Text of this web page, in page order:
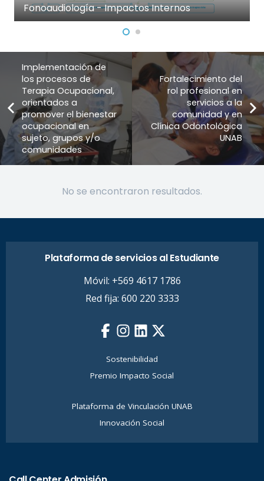
Fonoaudiología - Impactos Internos
Implementación de
los procesos de
Terapia Ocupacional,
orientados a
promover el bienestar
ocupacional en
sujeto, grupos y/o
comunidades
Fortalecimiento del
rol profesional en
servicios a la
comunidad y en
Clínica Odontológica
UNAB
No se encontraron resultados.